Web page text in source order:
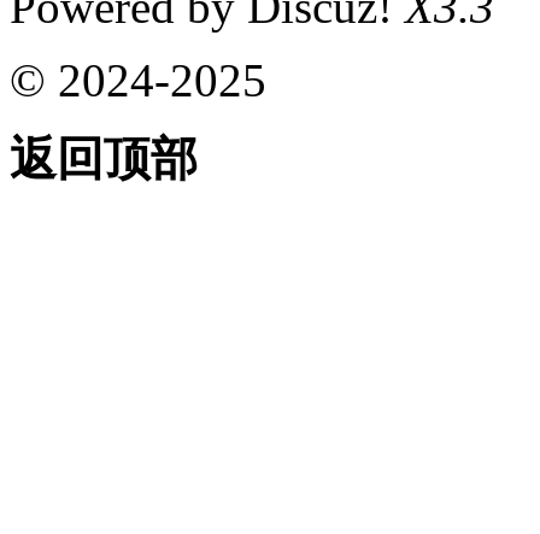
© 2024-2025
返回顶部